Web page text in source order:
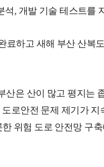
석, 개발 기술 테스트를
료하고 새해 부산 산복
산은 산이 많고 평지는
로안전 문제 제기가 지
위험 도로 안전망 구